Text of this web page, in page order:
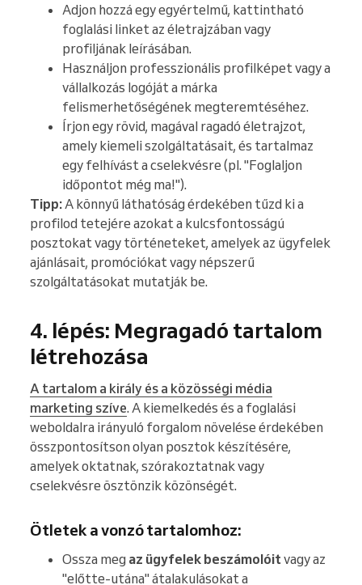
Adjon hozzá egy egyértelmű, kattintható
foglalási linket az életrajzában vagy
profiljának leírásában.
Használjon professzionális profilképet vagy a
vállalkozás logóját a márka
felismerhetőségének megteremtéséhez.
Írjon egy rövid, magával ragadó életrajzot,
amely kiemeli szolgáltatásait, és tartalmaz
egy felhívást a cselekvésre (pl. "Foglaljon
időpontot még ma!").
Tipp:A könnyű láthatóság érdekében tűzd ki a
profilod tetejére azokat a kulcsfontosságú
posztokat vagy történeteket, amelyek az ügyfelek
ajánlásait, promóciókat vagy népszerű
szolgáltatásokat mutatják be.
4. lépés: Megragadó tartalom
létrehozása
A tartalom a király és a közösségi média
marketing szíve. A kiemelkedés és a foglalási
weboldalra irányuló forgalom növelése érdekében
összpontosítson olyan posztok készítésére,
amelyek oktatnak, szórakoztatnak vagy
cselekvésre ösztönzik közönségét.
Ötletek a vonzó tartalomhoz:
Ossza meg az ügyfelek beszámolóitvagy az
"előtte-utána" átalakulásokat a